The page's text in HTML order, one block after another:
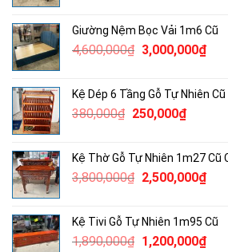
3,300,000₫.là:
Giường Nệm Bọc Vải 1m6 Cũ
4,600,000₫ Giá
4,600,000₫.
3,000,000₫Giá
là:
Kệ Dép 6 Tầng Gỗ Tự Nhiên Cũ
380,000₫ Giá
380,000₫.
250,000₫Giá
là:
Kệ Thờ Gỗ Tự Nhiên 1m27 Cũ
3,800,000₫ Giá
3,800,000₫.
2,500,000₫Giá
là:
Kệ Tivi Gỗ Tự Nhiên 1m95 Cũ
1,890,000₫ Giá
1,200,000₫Giá